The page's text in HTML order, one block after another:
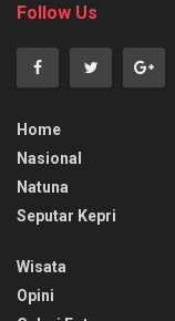
Follow Us
Home
Nasional
Natuna
Seputar Kepri
Wisata
Opini